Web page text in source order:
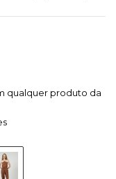
qualquer produto da